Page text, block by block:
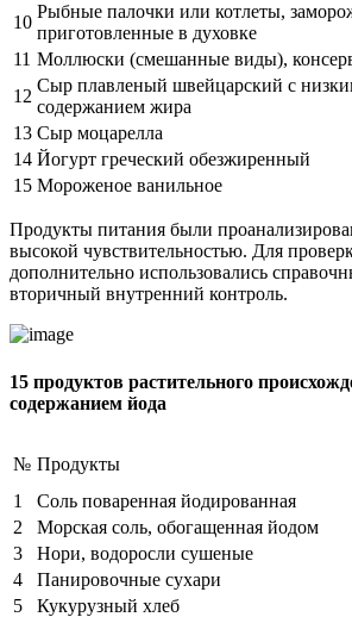
10
Рыбные палочки или котлеты,
приготовленные в духовке
11 Моллюски (смешанные виды),
12
Сыр плавленый швейцарский с
содержанием жира
13 Сыр моцарелла
14 Йогурт греческий обезжиренный
15 Мороженое ванильное
Продукты питания были
высокой чувствительностью. Для
дополнительно использовались
вторичный внутренний контроль.
15 продуктов растительного
содержанием йода
№ Продукты
1
Соль поваренная йодированная
2
Морская соль, обогащенная йодом
3
Нори, водоросли сушеные
4
Панировочные сухари
5
Кукурузный хлеб